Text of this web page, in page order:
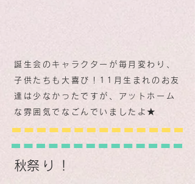
誕生会のキャラクターが毎月変わり、
子供たちも大喜び！11月生まれのお友
達は少なかったですが、アットホーム
な雰囲気でなごんでいましたよ★
​秋祭り！